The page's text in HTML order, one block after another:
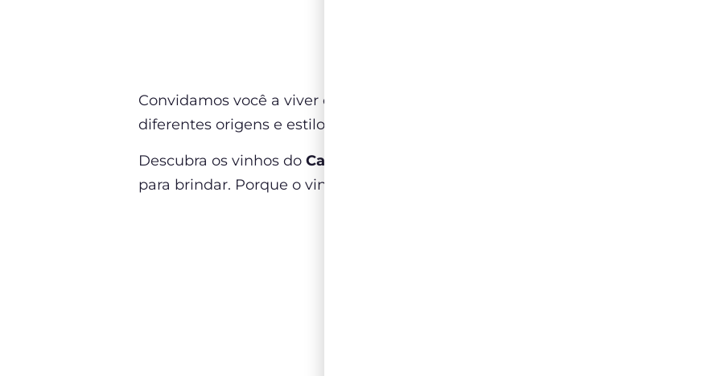
Convidamos você a viver cada momento com leveza, afeto e alegria. Nosso
diferentes origens e estilos, pensados para acompanhar suas celebrações da
Descubra os vinhos do Catálogo de Natal Zahil 2025
para brindar. Porque o vinho, assim como todas as boas histórias, foi feito para